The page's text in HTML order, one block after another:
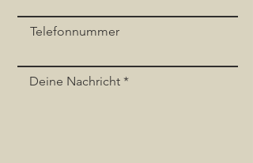
Telefonnummer
Deine Nachricht